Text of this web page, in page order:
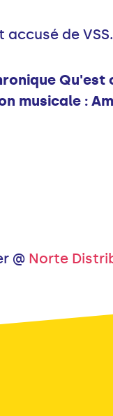
de VSS.
Qu'est
musicale :
@ Norte